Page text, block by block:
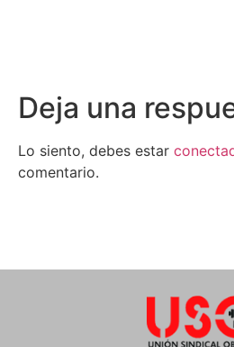
Deja una
Lo siento, debes estar
comentario.